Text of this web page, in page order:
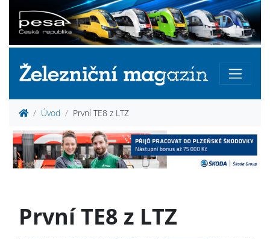
Úvod První TE8 z LTZ
První TE8 z LTZ